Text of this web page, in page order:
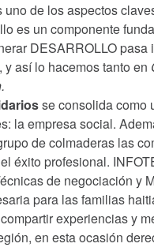
uno de los aspectos
es un componente
DESARROLLO
así lo hacemos tanto en
se consolida como
la empresa social.
de colmaderas las
éxito profesional.
de negociación y
para las familias
experiencias y
en esta ocasión